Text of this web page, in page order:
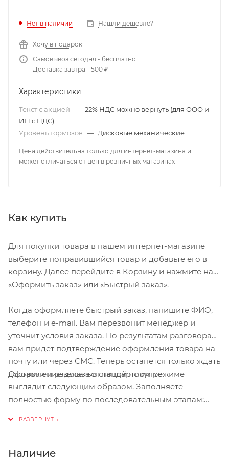
Нет в наличии Нашли дешевле?
Хочу в подарок
Самовывоз сегодня - бесплатно
Доставка завтра - 500 ₽
Характеристики
Текст с акцией — 22% НДС можно вернуть (для ООО и
ИП с НДС)
Уровень тормозов — Дисковые механические
Цена действительна только для интернет-магазина и
может отличаться от цен в розничных магазинах
Как купить
Для покупки товара в нашем интернет-магазине
выберите понравившийся товар и добавьте его в
корзину. Далее перейдите в Корзину и нажмите на
«Оформить заказ» или «Быстрый заказ».
Когда оформляете быстрый заказ, напишите ФИО,
телефон и e-mail. Вам перезвонит менеджер и
уточнит условия заказа. По результатам разговора
вам придет подтверждение оформления товара на
почту или через СМС. Теперь останется только ждать
доставки и радоваться новой покупке.
Оформление заказа в стандартном режиме
выглядит следующим образом. Заполняете
полностью форму по последовательным этапам:
Нажмите кнопку «Оформить заказ».
Наличие